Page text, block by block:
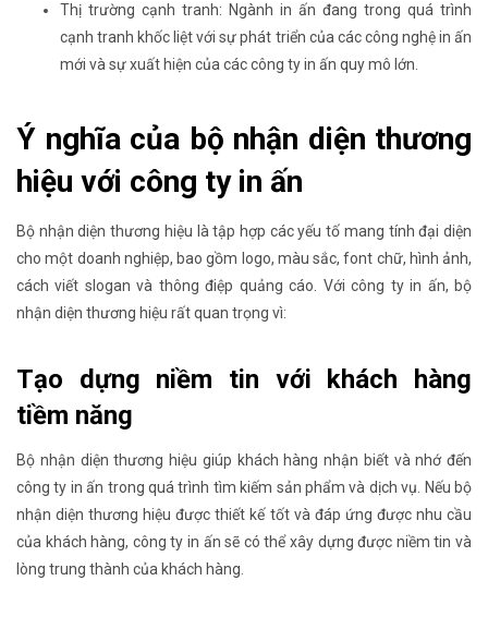
Thị trường cạnh tranh: Ngành in ấn đang trong quá trình
cạnh tranh khốc liệt với sự phát triển của các công nghệ in ấn
mới và sự xuất hiện của các công ty in ấn quy mô lớn.
Ý nghĩa của bộ nhận diện thương
hiệu với công ty in ấn
Bộ nhận diện thương hiệu là tập hợp các yếu tố mang tính đại diện
cho một doanh nghiệp, bao gồm logo, màu sắc, font chữ, hình ảnh,
cách viết slogan và thông điệp quảng cáo. Với công ty in ấn, bộ
nhận diện thương hiệu rất quan trọng vì:
Tạo dựng niềm tin với khách hàng
tiềm năng
Bộ nhận diện thương hiệu giúp khách hàng nhận biết và nhớ đến
công ty in ấn trong quá trình tìm kiếm sản phẩm và dịch vụ. Nếu bộ
nhận diện thương hiệu được thiết kế tốt và đáp ứng được nhu cầu
của khách hàng, công ty in ấn sẽ có thể xây dựng được niềm tin và
lòng trung thành của khách hàng.